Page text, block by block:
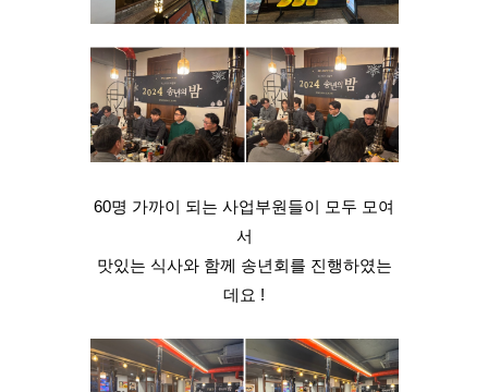
60명 가까이 되는 사업부원들이 모두 모여
서
맛있는 식사와 함께 송년회를 진행하였는
데요 !